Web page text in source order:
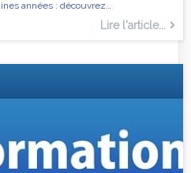
années : découvrez…
Lire l'article...